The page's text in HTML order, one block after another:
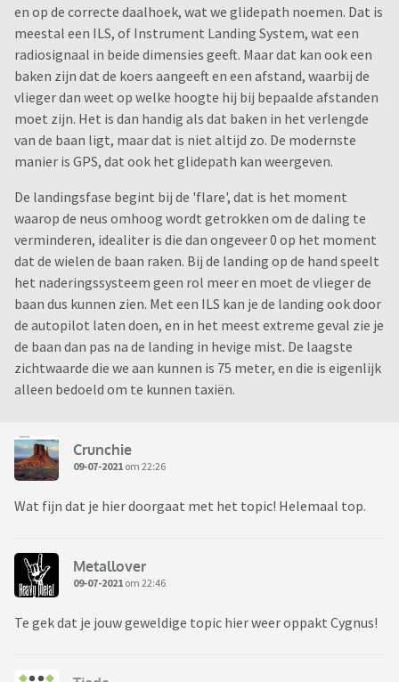
en op de correcte daalhoek, wat we glidepath noemen. Dat is
meestal een ILS, of Instrument Landing System, wat een
radiosignaal in beide dimensies geeft. Maar dat kan ook een
baken zijn dat de koers aangeeft en een afstand, waarbij de
vlieger dan weet op welke hoogte hij bij bepaalde afstanden
moet zijn. Het is dan handig als dat baken in het verlengde
van de baan ligt, maar dat is niet altijd zo. De modernste
manier is GPS, dat ook het glidepath kan weergeven.
De landingsfase begint bij de 'flare', dat is het moment
waarop de neus omhoog wordt getrokken om de daling te
verminderen, idealiter is die dan ongeveer 0 op het moment
dat de wielen de baan raken. Bij de landing op de hand speelt
het naderingssysteem geen rol meer en moet de vlieger de
baan dus kunnen zien. Met een ILS kan je de landing ook door
de autopilot laten doen, en in het meest extreme geval zie je
de baan dan pas na de landing in hevige mist. De laagste
zichtwaarde die we aan kunnen is 75 meter, en die is eigenlijk
alleen bedoeld om te kunnen taxiën.
Crunchie
09-07-2021 om 22:26
Wat fijn dat je hier doorgaat met het topic! Helemaal top.
Metallover
09-07-2021 om 22:46
Te gek dat je jouw geweldige topic hier weer oppakt Cygnus!